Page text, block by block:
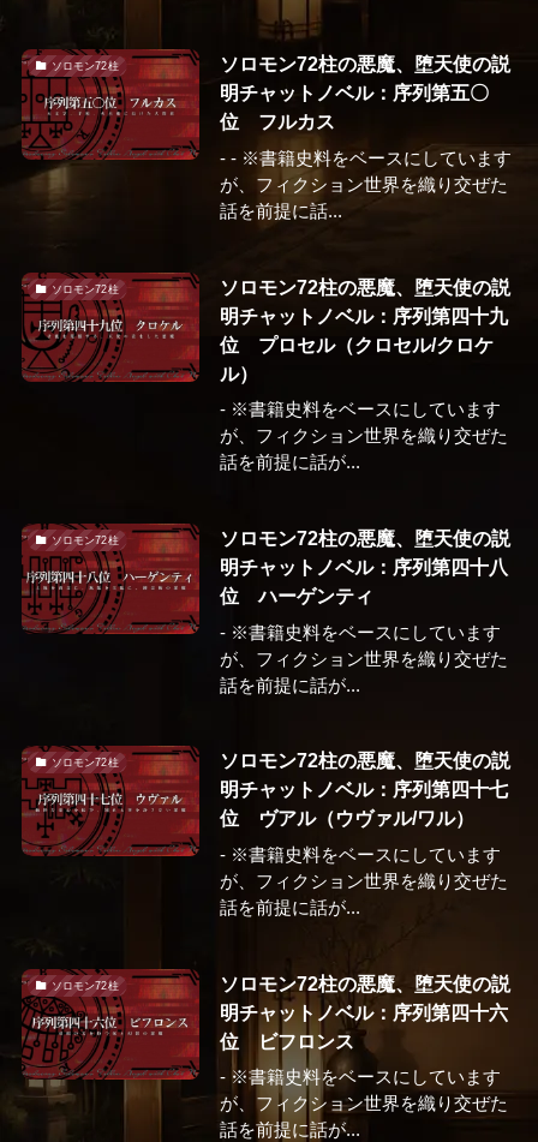
ソロモン72柱
ソロモン72柱の悪魔、堕天使の説
明チャットノベル：序列第五〇
位 フルカス
- - ※書籍史料をベースにしています
が、フィクション世界を織り交ぜた
話を前提に話...
ソロモン72柱
ソロモン72柱の悪魔、堕天使の説
明チャットノベル：序列第四十九
位 プロセル（クロセル/クロケ
ル）
- ※書籍史料をベースにしています
が、フィクション世界を織り交ぜた
話を前提に話が...
ソロモン72柱
ソロモン72柱の悪魔、堕天使の説
明チャットノベル：序列第四十八
位 ハーゲンティ
- ※書籍史料をベースにしています
が、フィクション世界を織り交ぜた
話を前提に話が...
ソロモン72柱
ソロモン72柱の悪魔、堕天使の説
明チャットノベル：序列第四十七
位 ヴアル（ウヴァル/ワル）
- ※書籍史料をベースにしています
が、フィクション世界を織り交ぜた
話を前提に話が...
ソロモン72柱
ソロモン72柱の悪魔、堕天使の説
明チャットノベル：序列第四十六
位 ビフロンス
- ※書籍史料をベースにしています
が、フィクション世界を織り交ぜた
話を前提に話が...